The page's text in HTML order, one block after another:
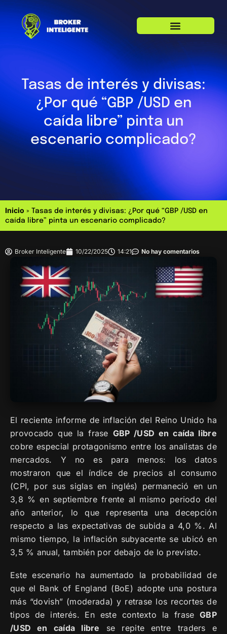
Tasas de interés y divisas:
¿Por qué “GBP /USD en
caída libre” pinta un
escenario complicado?
Inicio »
Tasas de interés y divisas: ¿Por qué “GBP /USD en
caída libre” pinta un escenario complicado?
Broker Inteligente 10/22/2025 14:21 No hay comentarios
El reciente informe de inflación del Reino Unido ha
provocado que la frase GBP /USD en caída libre
cobre especial protagonismo entre los analistas de
mercados. Y no es para menos: los datos
mostraron que el índice de precios al consumo
(CPI, por sus siglas en inglés) permaneció en un
3,8 % en septiembre frente al mismo periodo del
año anterior, lo que representa una decepción
respecto a las expectativas de subida a 4,0 %. Al
mismo tiempo, la inflación subyacente se ubicó en
3,5 % anual, también por debajo de lo previsto.
Este escenario ha aumentado la probabilidad de
que el Bank of England (BoE) adopte una postura
más “dovish” (moderada) y retrase los recortes de
tipos de interés. En este contexto la fraseGBP
/USD en caída libre se repite entre traders e